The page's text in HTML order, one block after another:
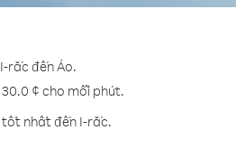
rắc đến Áo.
¢ cho mỗi phút.
tốt nhất đến I-rắc.